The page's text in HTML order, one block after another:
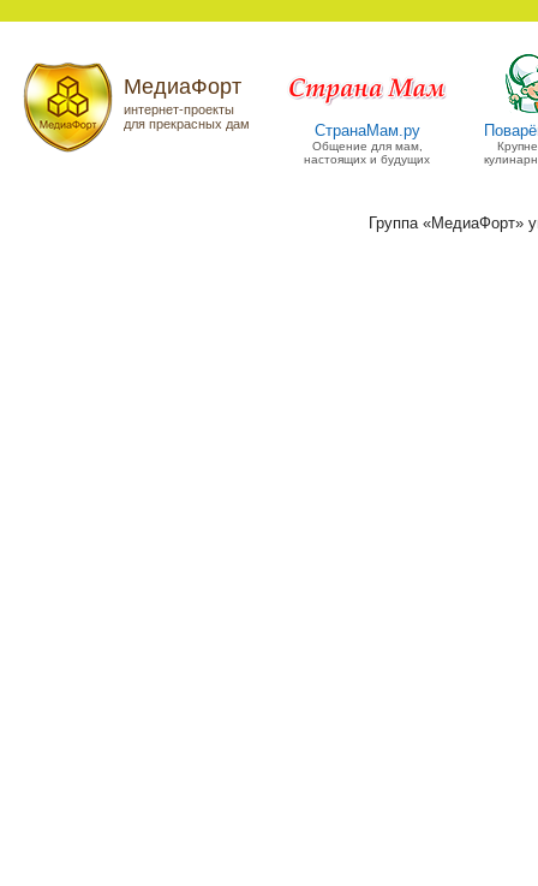
МедиаФорт
интернет-проекты
для прекрасных дам
СтранаМам.ру
Общение для мам,
настоящих и будущих
Группа «МедиаФорт»